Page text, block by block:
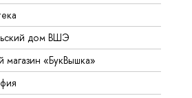
дом ВШЭ
магазин «БукВышка»